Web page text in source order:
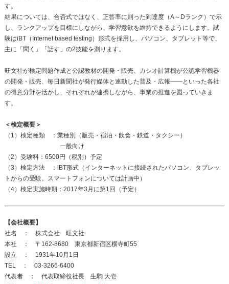
す。
結果については、合否式ではなく、正答率に則った到達度（A～Dランク）で示
し、ランクアップを目標にしながら、学習意欲を維持できるようにします。試
験はiBT（Internet based testing）形式を採用し、パソコン、タブレット等で、
主に「聞く」「話す」の2技能を測ります。
旺文社が検定問題作成と公認教材の開発・販売、カシオ計算機が公認学習機器
の開発・販売、毎日新聞社が発行媒体と連動した普及・広報――といった各社
の得意分野を活かし、それぞれが連携しながら、事業の推進を図っていきま
す。
＜検定概要＞
（1）検定種類 ：業種別（販売・宿泊・飲食・鉄道・タクシー）
一般向け
（2）受験料：6500円（税別）予定
（3）検定方法 ：iBT形式（インターネットに接続されたパソコン、タブレッ
トからの受験。スマートフォンについては計画中）
（4）検定実施時期：2017年3月に第1回（予定）
【会社概要】
社名 ： 株式会社 旺文社
本社 ： 〒162-8680 東京都新宿区横寺町55
設立 ： 1931年10月1日
TEL ： 03-3266-6400
代表者 ： 代表取締役社長 生駒 大壱